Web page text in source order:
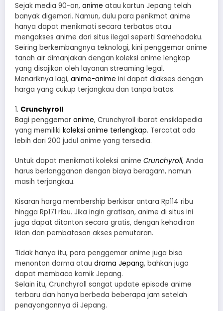
Sejak media 90-an, anime atau kartun Jepang telah
banyak digemari. Namun, dulu para penikmat anime
hanya dapat menikmati secara terbatas atau
mengakses anime dari situs ilegal seperti Samehadaku.
Seiring berkembangnya teknologi, kini penggemar anime
tanah air dimanjakan dengan koleksi anime lengkap
yang disajikan oleh layanan streaming legal.
Menariknya lagi, anime-anime ini dapat diakses dengan
harga yang cukup terjangkau dan tanpa batas.
1. Crunchyroll
Bagi penggemar anime, Crunchyroll ibarat ensiklopedia
yang memiliki koleksi anime terlengkap. Tercatat ada
lebih dari 200 judul anime yang tersedia.
Untuk dapat menikmati koleksi anime Crunchyroll, Anda
harus berlangganan dengan biaya beragam, namun
masih terjangkau.
Kisaran harga membership berkisar antara Rp114 ribu
hingga Rp171 ribu. Jika ingin gratisan, anime di situs ini
juga dapat ditonton secara gratis, dengan kehadiran
iklan dan pembatasan akses pemutaran.
Tidak hanya itu, para penggemar anime juga bisa
menonton dorma atau drama Jepang, bahkan juga
dapat membaca komik Jepang.
Selain itu, Crunchyroll sangat update episode anime
terbaru dan hanya berbeda beberapa jam setelah
penayangannya di Jepang.